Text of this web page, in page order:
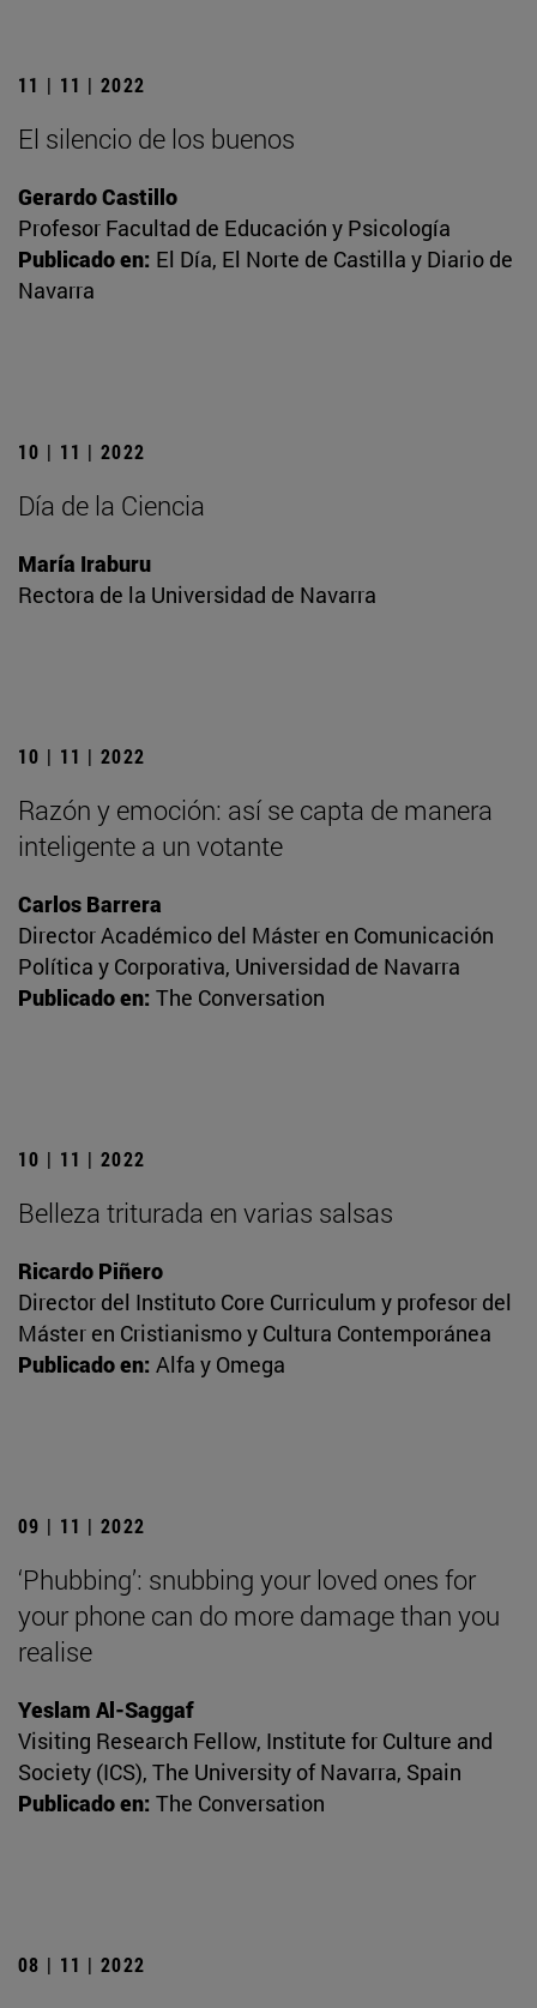
11 | 11 | 2022
El silencio de los buenos
Gerardo Castillo
Profesor Facultad de Educación y Psicología
Publicado en: El Día, El Norte de Castilla y Diario de
Navarra
10 | 11 | 2022
Día de la Ciencia
María Iraburu
Rectora de la Universidad de Navarra
10 | 11 | 2022
Razón y emoción: así se capta de manera
inteligente a un votante
Carlos Barrera
Director Académico del Máster en Comunicación
Política y Corporativa, Universidad de Navarra
Publicado en: The Conversation
10 | 11 | 2022
Belleza triturada en varias salsas
Ricardo Piñero
Director del Instituto Core Curriculum y profesor del
Máster en Cristianismo y Cultura Contemporánea
Publicado en: Alfa y Omega
09 | 11 | 2022
‘Phubbing’: snubbing your loved ones for
your phone can do more damage than you
realise
Yeslam Al-Saggaf
Visiting Research Fellow, Institute for Culture and
Society (ICS), The University of Navarra, Spain
Publicado en: The Conversation
08 | 11 | 2022